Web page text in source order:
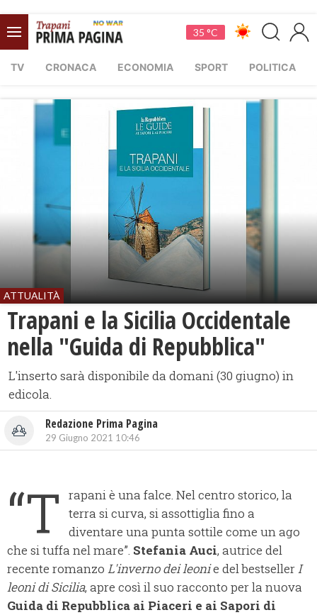
35 °C
TV CRONACA ECONOMIA SPORT POLITICA
ATTUALITÀ
Trapani e la Sicilia Occidentale
nella "Guida di Repubblica"
L'inserto sarà disponibile da domani (30 giugno) in
edicola.
Redazione Prima Pagina
29 Giugno 2021 10:46
“T
rapani è una falce. Nel centro storico, la
terra si curva, si assottiglia fino a
diventare una punta sottile come un ago
che si tuffa nel mare”. Stefania Auci, autrice del
recente romanzo L'inverno dei leonie del bestsellerI
leoni di Sicilia, apre così il suo racconto per la nuova
Guida di Repubblica ai Piaceri e ai Sapori di